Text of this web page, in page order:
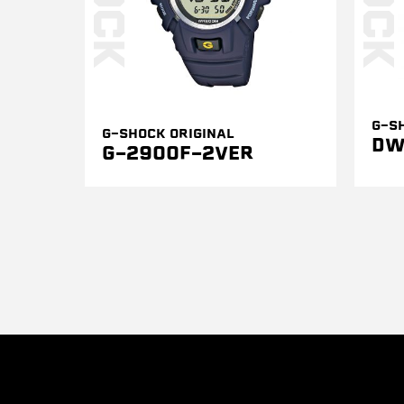
G-SHOCK ORIGINAL
G-2900F-2VER
G-